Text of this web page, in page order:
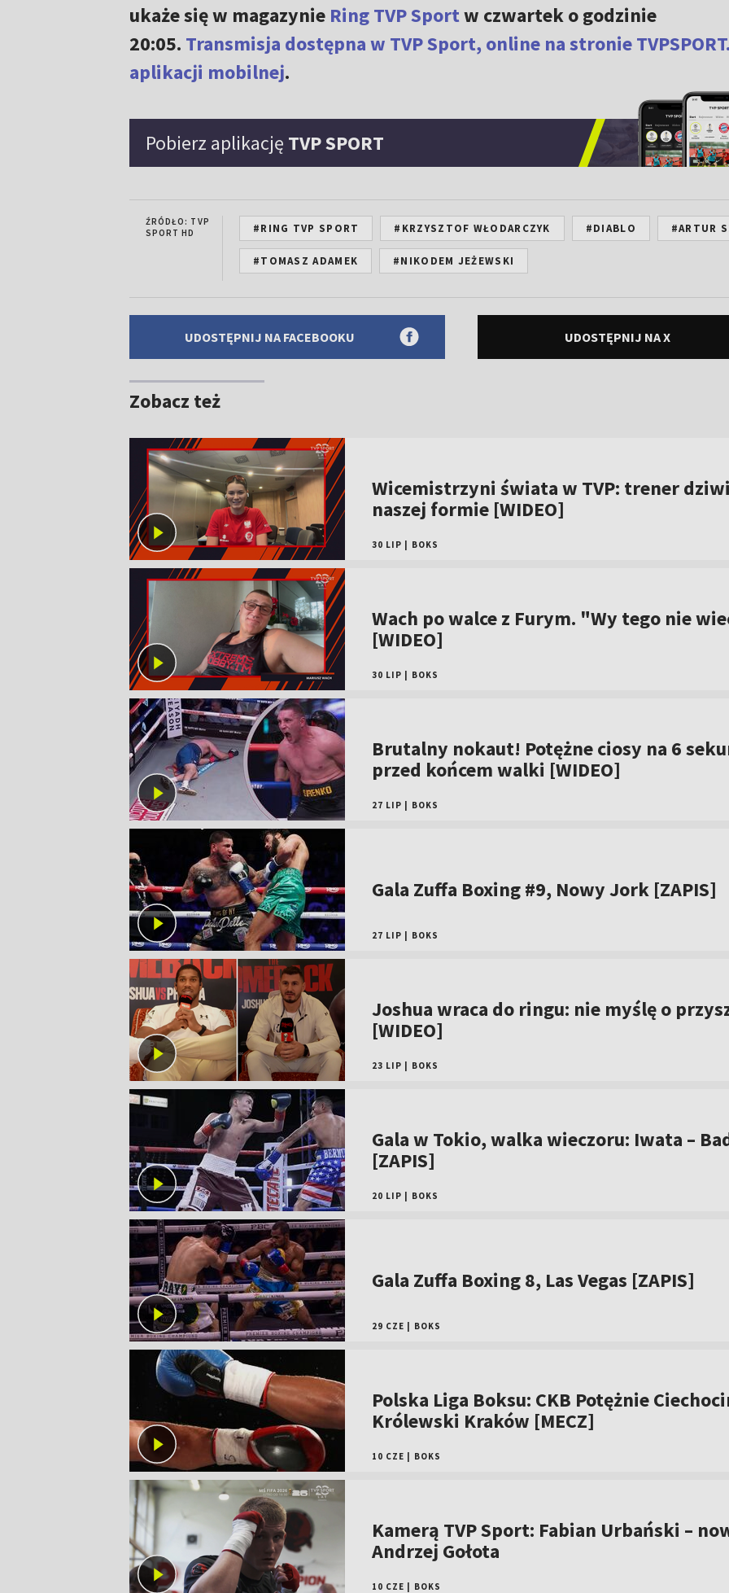
ukaże się w magazynie Ring TVP Sportw czwartek o godzinie
20:05. Transmisja dostępna w TVP Sport, online na stronie
aplikacji mobilnej.
Pobierz aplikację TVP SPORT
ŹRÓDŁO: TVP
SPORT HD
#RING TVP SPORT #KRZYSZTOF WŁODARCZYK #DIABLO #ARTUR
#TOMASZ ADAMEK #NIKODEM JEŻEWSKI
UDOSTĘPNIJ NA FACEBOOKU UDOSTĘPNIJ NA X
Zobacz też
Wicemistrzyni świata w TVP: trener
naszej formie [WIDEO]
30 LIP BOKS
Wach po walce z Furym. "Wy tego nie
[WIDEO]
30 LIP BOKS
Brutalny nokaut! Potężne ciosy na 6
przed końcem walki [WIDEO]
27 LIP BOKS
Gala Zuffa Boxing #9, Nowy Jork [ZAPIS]
27 LIP BOKS
Joshua wraca do ringu: nie myślę o
[WIDEO]
23 LIP BOKS
Gala w Tokio, walka wieczoru: Iwata –
[ZAPIS]
20 LIP BOKS
Gala Zuffa Boxing 8, Las Vegas [ZAPIS]
29 CZE BOKS
Polska Liga Boksu: CKB Potężnie
Królewski Kraków [MECZ]
10 CZE BOKS
Kamerą TVP Sport: Fabian Urbański –
Andrzej Gołota
10 CZE BOKS